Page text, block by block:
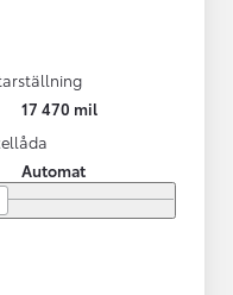
17 470 mil
Automat